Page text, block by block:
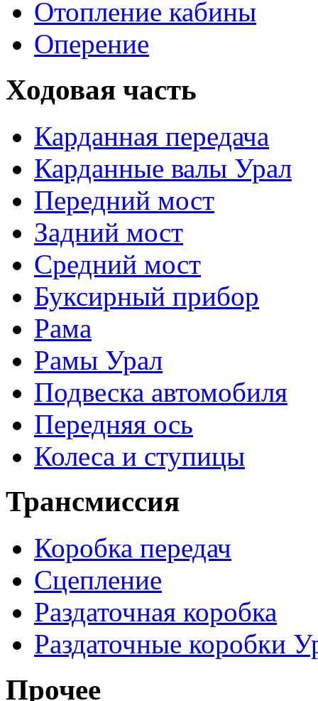
Отопление кабины
Оперение
Ходовая часть
Карданная передача
Карданные валы Урал
Передний мост
Задний мост
Средний мост
Буксирный прибор
Рама
Рамы Урал
Подвеска автомобиля
Передняя ось
Колеса и ступицы
Трансмиссия
Коробка передач
Сцепление
Раздаточная коробка
Раздаточные коробки
Прочее